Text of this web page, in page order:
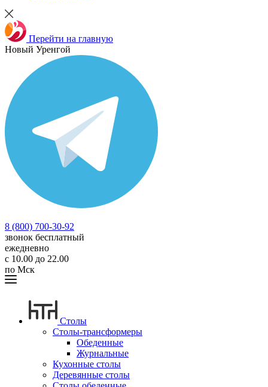
Перейти на главную
Новый Уренгой
8 (800) 700-30-92
звонок бесплатный
ежедневно
с 10.00 до 22.00
по Мск
Столы
Столы-трансформеры
Обеденные
Журнальные
Кухонные столы
Деревянные столы